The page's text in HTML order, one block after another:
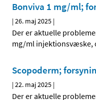
Bonviva 1 mg/ml;
|26. maj 2025 |
Der er aktuelle
mg/ml injektionsvæske,
Scopoderm;
|22. maj 2025 |
Der er aktuelle